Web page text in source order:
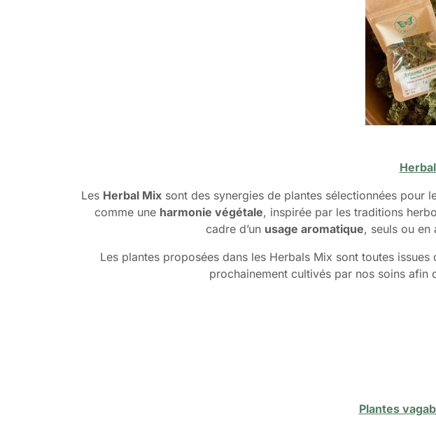
Les Herbal Mix sont des synergies de plantes sélectionnées pour
comme une harmonie végétale, inspirée par les traditions
cadre d’un usage aromatique, seuls ou en
Les plantes proposées dans les Herbals Mix sont toutes
prochainement cultivés par nos soins
Plantes